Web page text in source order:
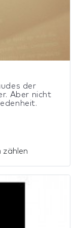
der
Aber nicht
zählen